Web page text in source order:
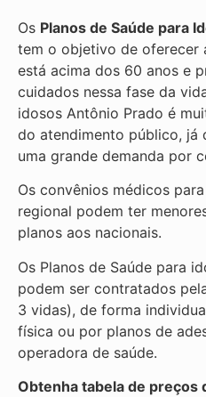
Os Planos de Saúde para
tem o objetivo de oferecer
está acima dos 60 anos e
cuidados nessa fase da
idosos Antônio Prado é
do atendimento público, já
uma grande demanda por
Os convênios médicos
regional podem ter
planos aos nacionais.
Os Planos de Saúde para
podem ser contratados
3 vidas), de forma
física ou por planos de
operadora de saúde.
Obtenha tabela de preços